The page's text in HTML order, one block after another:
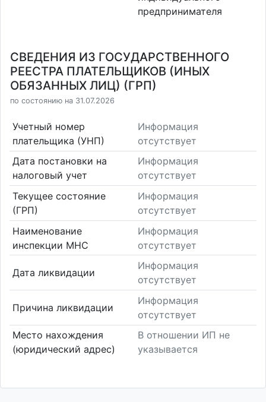
предпринимателя
СВЕДЕНИЯ ИЗ ГОСУДАРСТВЕННОГО
РЕЕСТРА ПЛАТЕЛЬЩИКОВ (ИНЫХ
ОБЯЗАННЫХ ЛИЦ) (ГРП)
по состоянию на 31.07.2026
Учетный номер
плательщика (УНП)
Информация
отсутствует
Дата постановки на
налоговый учет
Информация
отсутствует
Текущее состояние
(ГРП)
Информация
отсутствует
Наименование
инспекции МНС
Информация
отсутствует
Дата ликвидации
Информация
отсутствует
Причина ликвидации
Информация
отсутствует
Место нахождения
(юридический адрес)
В отношении ИП не
указывается